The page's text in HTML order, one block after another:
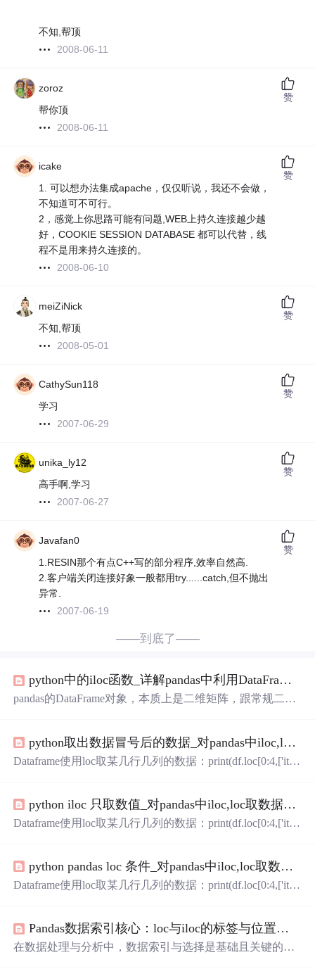
不知,帮顶
2008-06-11
zoroz
帮你顶
2008-06-11
赞
icake
1. 可以想办法集成apache，仅仅听说，我还不会做，
不知道可不可行。
2，感觉上你思路可能有问题,WEB上持久连接越少越
好，COOKIE SESSION DATABASE 都可以代替，线
程不是用来持久连接的。
2008-06-10
赞
meiZiNick
不知,帮顶
2008-05-01
赞
CathySun118
学习
2007-06-29
赞
unika_ly12
高手啊,学习
2007-06-27
赞
Javafan0
1.RESIN那个有点C++写的部分程序,效率自然高.
2.客户端关闭连接好象一般都用try......catch,但不抛出
异常.
2007-06-19
赞
——到底了——
python中的iloc函数_详解pandas中利用DataFrame对象的.loc[]、.iloc[]方法抽取数据
pandas的DataFrame对象，本质上是二维矩阵，跟常规二维
可以用“矩阵下标(对应.iloc[]方法)”两种方式进行。下面 具
体说明：(以下程序均在Jupyter notebook中进行，部分语句
python取出数据冒号后的数据_对pandas中iloc,loc取数据差别及按条件取值的方法详解...
Dataframe使用loc取某几行几列的数据：print(df.loc[0:4,['ite
_price_level item_sales_level item_collected_level ...
python iloc 只取数值_对pandas中iloc,loc取数据差别及按条件取值的方法详解
Dataframe使用loc取某几行几列的数据：print(df.loc[0:4,['ite
_price_level item_sales_level item_collec...
python pandas loc 条件_对pandas中iloc,loc取数据差别及按条件取值的方法详解
Dataframe使用loc取某几行几列的数据：print(df.loc[0:4,['ite
_price_level item_sales_level item_collected_level ...
Pandas数据索引核心：loc与iloc的标签与位置选择机制详解
在数据处理与分析中，数据索引与选择是基础且关键的操